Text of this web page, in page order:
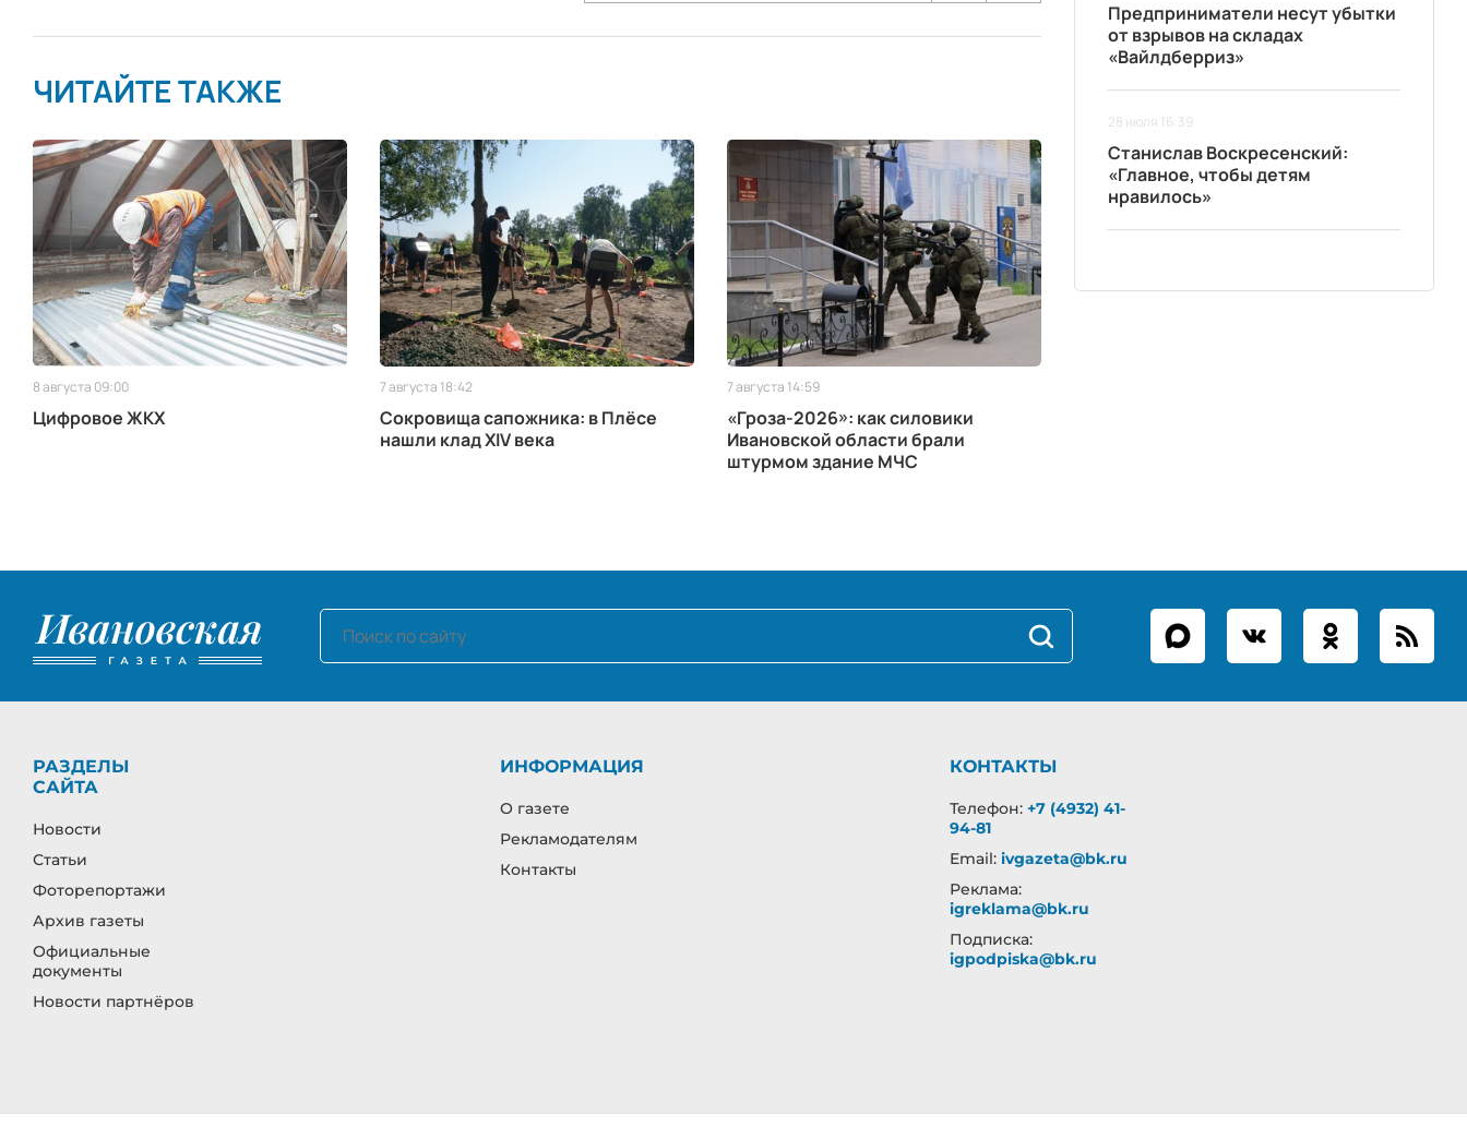
ЧИТАЙТЕ ТАКЖЕ
8 августа 09:00
Цифровое ЖКХ
7 августа 18:42
Сокровища сапожника: в Плёсе
нашли клад XIV века
7 августа 14:59
«Гроза-2026»: как силовики
Ивановской области брали
штурмом здание МЧС
Предприниматели несут убытки
от взрывов на складах
«Вайлдберриз»
28 июля 16:39
Станислав Воскресенский:
«Главное, чтобы детям
нравилось»
РАЗДЕЛЫ
САЙТА
Новости
Статьи
Фоторепортажи
Архив газеты
Официальные
документы
Новости партнёров
ИНФОРМАЦИЯ
О газете
Рекламодателям
Контакты
КОНТАКТЫ
Телефон: +7 (4932) 41-
94-81
Email: ivgazeta@bk.ru
Реклама:
igreklama@bk.ru
Подписка:
igpodpiska@bk.ru